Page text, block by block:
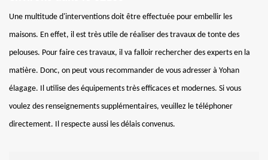
Une multitude d'interventions doit être effectuée pour embellir les
maisons. En effet, il est très utile de réaliser des travaux de tonte des
pelouses. Pour faire ces travaux, il va falloir rechercher des experts en la
matière. Donc, on peut vous recommander de vous adresser à Yohan
élagage. Il utilise des équipements très efficaces et modernes. Si vous
voulez des renseignements supplémentaires, veuillez le téléphoner
directement. Il respecte aussi les délais convenus.